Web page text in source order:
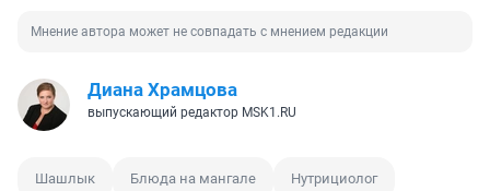
Мнение автора может не совпадать с мнением редакции
Диана Храмцова
выпускающий редактор MSK1.RU
Шашлык Блюда на мангале Нутрициолог